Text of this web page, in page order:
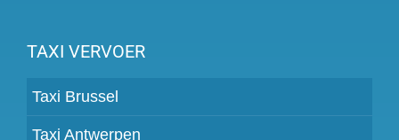
TAXI VERVOER
Taxi Brussel
Taxi Antwerpen